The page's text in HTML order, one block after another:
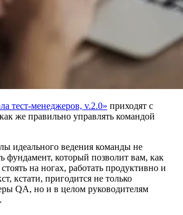
тест-менеджеров, v.2.0» приходят с
же правильно управлять командой
идеального ведения команды не
фундамент, который позволит вам, как
на ногах, работать продуктивно и
кстати, пригодится не только
QA, но и в целом руководителям